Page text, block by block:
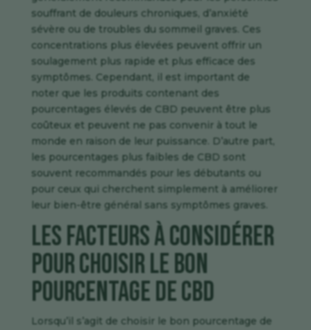
souffrant de douleurs chroniques, d’anxiété
sévère ou de troubles du sommeil graves. Ces
concentrations plus élevées peuvent offrir un
soulagement plus rapide et plus efficace des
symptômes. Cependant, il est important de
noter que les produits contenant des
pourcentages élevés de CBD peuvent être plus
coûteux et peuvent ne pas convenir à tout le
monde en raison de leur puissance. D’autre part,
les pourcentages plus faibles de CBD sont
souvent recommandés pour les débutants ou
pour ceux qui cherchent simplement à améliorer
leur bien-être général sans symptômes graves.
Les facteurs à considérer
pour choisir le bon
pourcentage de CBD
Lorsqu’il s’agit de choisir le bon pourcentage de